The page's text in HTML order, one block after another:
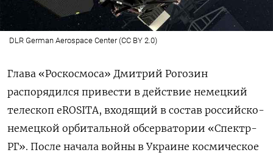
DLR German Aerospace Center (CC BY 2.0)
Глава «Роскосмоса» Дмитрий Рогозин
распорядился привести в действие немецкий
телескоп eROSITA, входящий в состав российско-
немецкой орбитальной обсерватории «Спектр-
РГ». После начала войны в Украине космическое